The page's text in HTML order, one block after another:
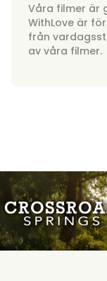
Våra filmer är
WithLove är
från
av våra filmer.